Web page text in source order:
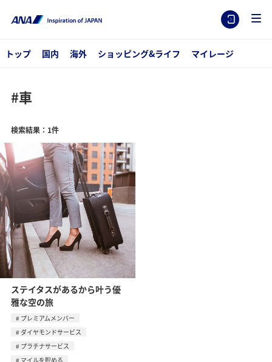
トップ 国内 海外 ショッピング&ライフ マイレージ
#車
検索結果：1件
ステイタスがあるから叶う優
雅な空の旅
プレミアムメンバー
ダイヤモンドサービス
プラチナサービス
マイルを貯める